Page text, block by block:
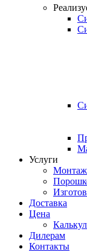
Услуги
Доставка
Цена
Дилерам
Контакты